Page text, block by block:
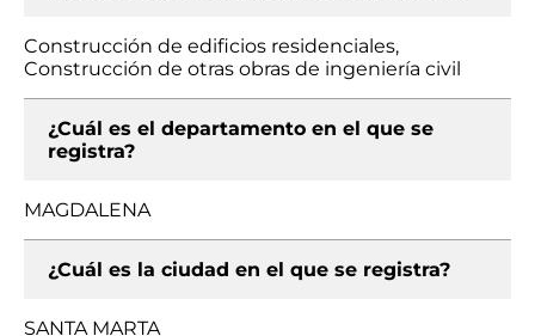
Construcción de edificios residenciales,
Construcción de otras obras de ingeniería civil
¿Cuál es el departamento en el que se
registra?
MAGDALENA
¿Cuál es la ciudad en el que se registra?
SANTA MARTA